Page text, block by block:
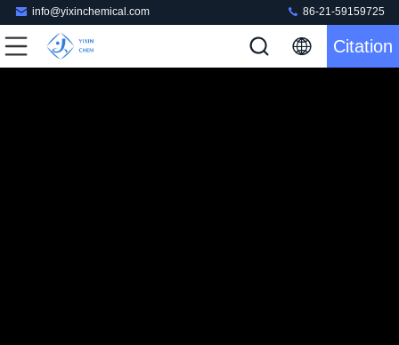
info@yixinchemical.com 86-21-59159725
Citation